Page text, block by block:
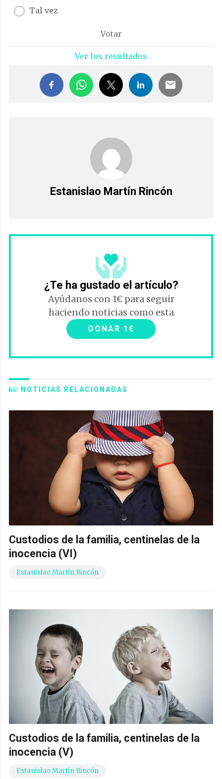
Tal vez
Ver los resultados
Estanislao Martín Rincón
¿Te ha gustado el artículo?
Ayúdanos con 1€ para seguir
haciendo noticias como esta
DONAR 1€
NOTICIAS RELACIONADAS
Custodios de la familia, centinelas de la
inocencia (VI)
Estanislao Martín Rincón
Custodios de la familia, centinelas de la
inocencia (V)
Estanislao Martín Rincón